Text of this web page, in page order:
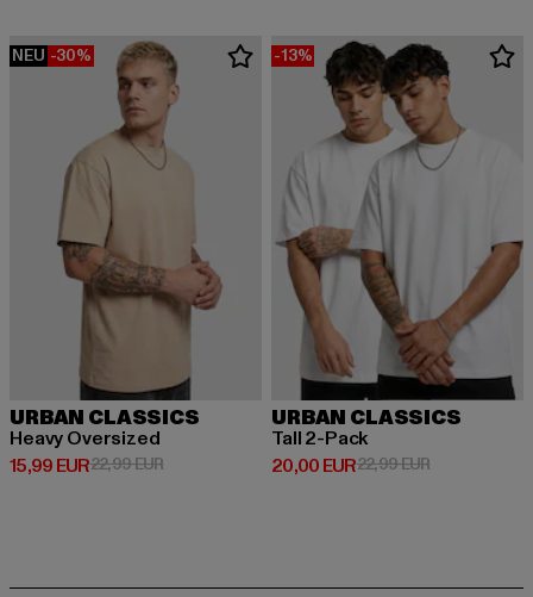
NEU -30%
URBAN CLASSICS
Heavy Oversized
15,99 EUR
Derzeitiger Preis: 15,99 EUR
22,99 EURAktionspreis: 22,99 EUR
-13%
URBAN CLASSICS
Tall 2-Pack
20,00 EUR
Derzeitiger Preis: 20,00 EUR
22,99 EURAktionspreis: